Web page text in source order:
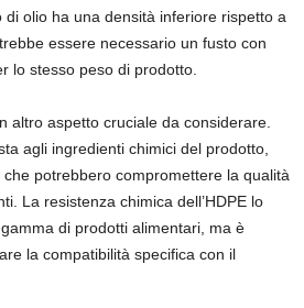
di olio ha una densità inferiore rispetto a
essere necessario un fusto con
lo stesso peso di prodotto.
altro aspetto cruciale da considerare.
agli ingredienti chimici del prodotto,
potrebbero compromettere la qualità
La resistenza chimica dell’HDPE lo
di prodotti alimentari, ma è
la compatibilità specifica con il